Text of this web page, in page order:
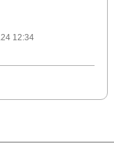
12:34